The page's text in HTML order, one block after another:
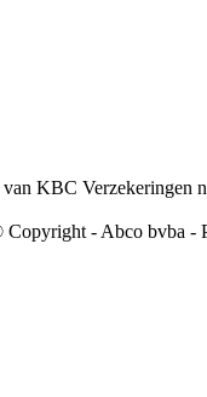
KBC
Copyright - Abco bvba -